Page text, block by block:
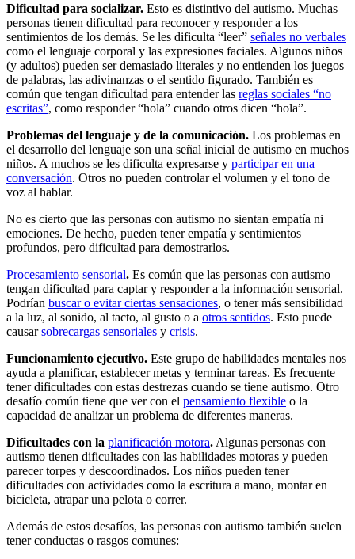
Dificultad para socializar. Esto es distintivo del autismo. Muchas
personas tienen dificultad para reconocer y responder a los
sentimientos de los demás. Se les dificulta “leer” señales no verbales
como el lenguaje corporal y las expresiones faciales. Algunos niños
(y adultos) pueden ser demasiado literales y no entienden los juegos
de palabras, las adivinanzas o el sentido figurado. También es
común que tengan dificultad para entender las reglas sociales “no
escritas”, como responder “hola” cuando otros dicen “hola”.
Problemas del lenguaje y de la comunicación. Los problemas en
el desarrollo del lenguaje son una señal inicial de autismo en muchos
niños. A muchos se les dificulta expresarse y participar en una
conversación. Otros no pueden controlar el volumen y el tono de
voz al hablar.
No es cierto que las personas con autismo no sientan empatía ni
emociones. De hecho, pueden tener empatía y sentimientos
profundos, pero dificultad para demostrarlos.
Procesamiento sensorial. Es común que las personas con autismo
tengan dificultad para captar y responder a la información sensorial.
Podrían buscar o evitar ciertas sensaciones, o tener más sensibilidad
a la luz, al sonido, al tacto, al gusto o a otros sentidos. Esto puede
causarsobrecargas sensoriales y crisis.
Funcionamiento ejecutivo. Este grupo de habilidades mentales nos
ayuda a planificar, establecer metas y terminar tareas. Es frecuente
tener dificultades con estas destrezas cuando se tiene autismo. Otro
desafío común tiene que ver con el pensamiento flexible o la
capacidad de analizar un problema de diferentes maneras.
Dificultades con la planificación motora. Algunas personas con
autismo tienen dificultades con las habilidades motoras y pueden
parecer torpes y descoordinados. Los niños pueden tener
dificultades con actividades como la escritura a mano, montar en
bicicleta, atrapar una pelota o correr.
Además de estos desafíos, las personas con autismo también suelen
tener conductas o rasgos comunes: